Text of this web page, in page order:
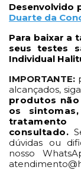
Desenvolvido
Duarte da
Para baixar a
seus testes
Individual
IMPORTANTE:
alcançados,
produtos
os
consultado.
dúvidas ou
nosso